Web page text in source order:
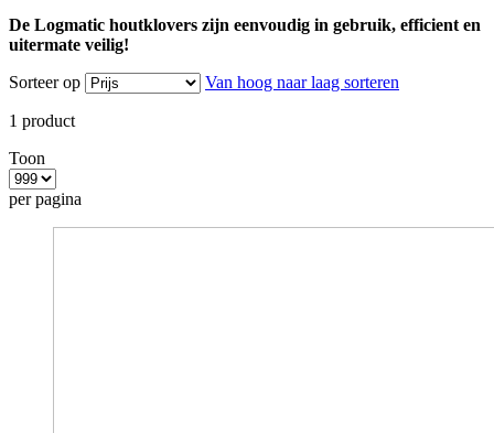
De Logmatic houtklovers zijn eenvoudig in gebruik, efficient en
uitermate veilig!
Sorteer op
Van hoog naar laag sorteren
1 product
Toon
per pagina